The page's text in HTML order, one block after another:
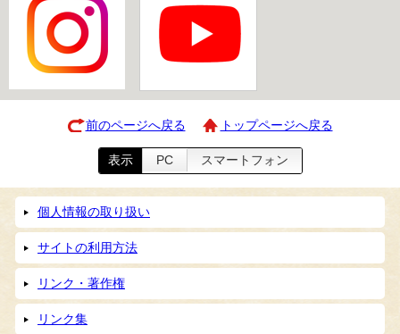
前のページへ戻る トップページへ戻る
表示 PC スマートフォン
個人情報の取り扱い
サイトの利用方法
リンク・著作権
リンク集